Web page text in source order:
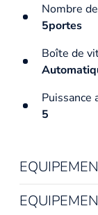
Nombre
5portes
Boîte de
Puissance
5